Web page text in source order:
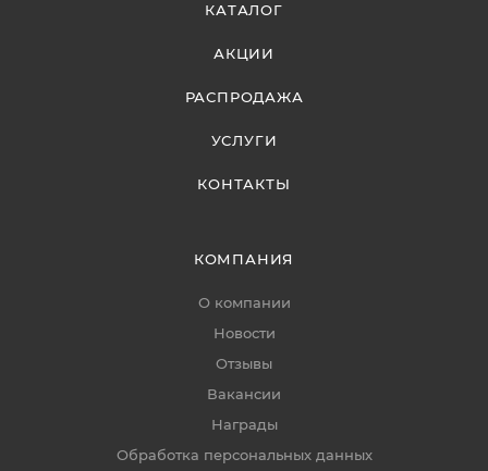
КАТАЛОГ
АКЦИИ
РАСПРОДАЖА
УСЛУГИ
КОНТАКТЫ
КОМПАНИЯ
О компании
Новости
Отзывы
Вакансии
Награды
Обработка персональных данных